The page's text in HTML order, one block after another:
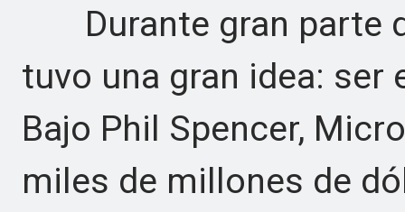
Durante gran parte
tuvo una gran idea: ser
Bajo Phil Spencer,
miles de millones de